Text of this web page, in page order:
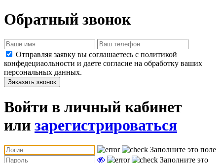
Обратный звонок
Отправляя заявку вы соглашаетесь с политикой
конфедециаольности и даете согласие на обработку ваших
персональных данных.
Заказать звонок
Войти в личный кабинет
или зарегистрироваться
Заполните это поле
Заполните это